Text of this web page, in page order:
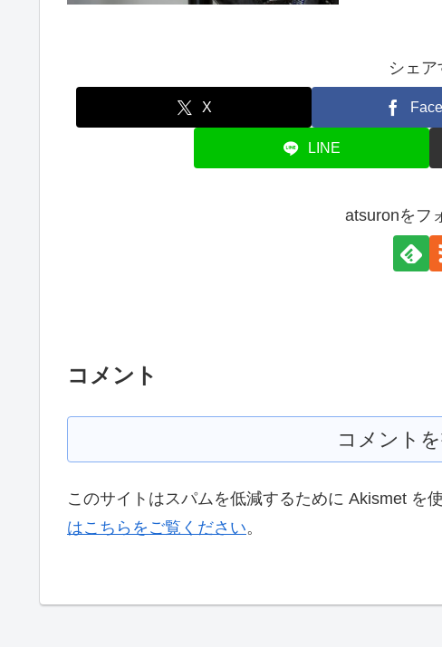
シェア
X
LINE
atsuronをフ
コメント
コメント
このサイトはスパムを低減するために Akismet を
はこちらをご覧ください。